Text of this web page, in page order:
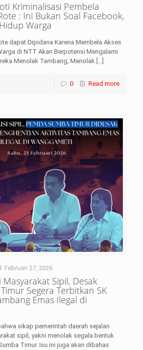
Kriminalisasi Pembela
: Ini Bukan Soal Facebook,
Warga
dapat Dipidana Karena Membela Akses
di NTT Akan Berpotensi Mengalami
Menolak Tambang, Menolak […]
0 Read more
Februari 27, 2026
Sipil, Desak
Segera Terbitkan SK
Emas Ilegal di
sikap pemerintah daerah sejalan
sipil, yakni menolak segala bentuk
Timur. Isu ini juga akan dibahas